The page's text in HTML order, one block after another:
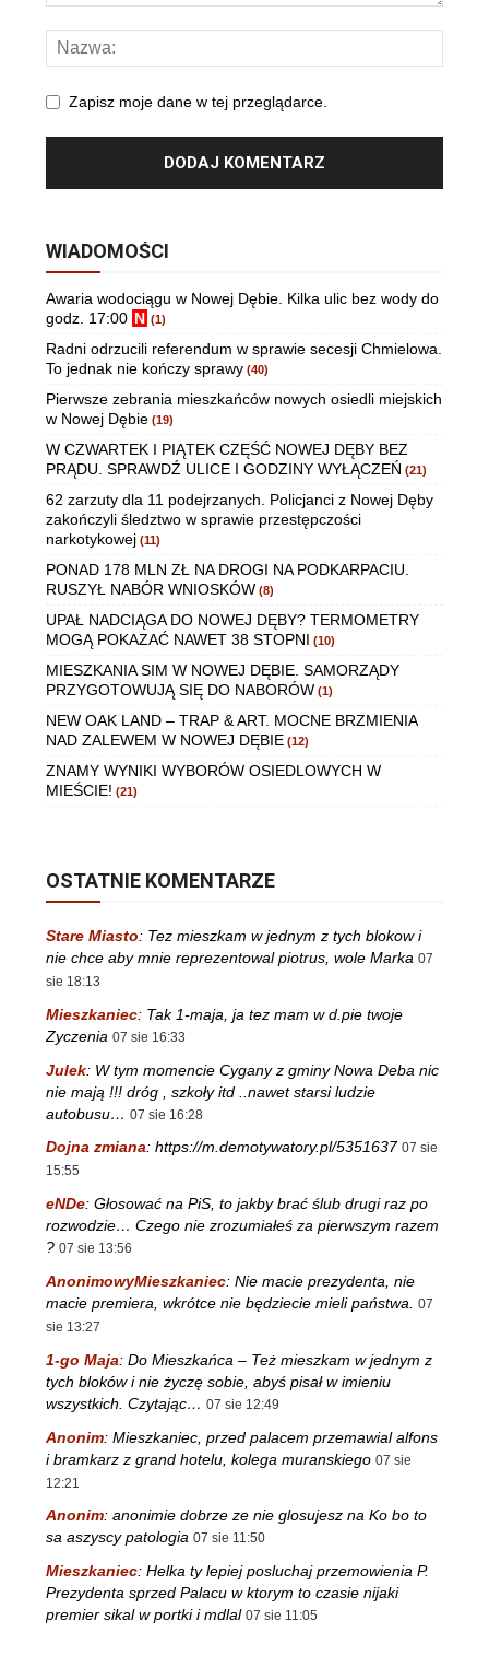
Zapisz moje dane w tej przeglądarce.
WIADOMOŚCI
Awaria wodociągu w Nowej Dębie. Kilka ulic bez wody do
godz. 17:00 N (1)
Radni odrzucili referendum w sprawie secesji Chmielowa.
To jednak nie kończy sprawy (40)
Pierwsze zebrania mieszkańców nowych osiedli miejskich
w Nowej Dębie (19)
W CZWARTEK I PIĄTEK CZĘŚĆ NOWEJ DĘBY BEZ
PRĄDU. SPRAWDŹ ULICE I GODZINY WYŁĄCZEŃ (21)
62 zarzuty dla 11 podejrzanych. Policjanci z Nowej Dęby
zakończyli śledztwo w sprawie przestępczości
narkotykowej (11)
PONAD 178 MLN ZŁ NA DROGI NA PODKARPACIU.
RUSZYŁ NABÓR WNIOSKÓW (8)
UPAŁ NADCIĄGA DO NOWEJ DĘBY? TERMOMETRY
MOGĄ POKAZAĆ NAWET 38 STOPNI (10)
MIESZKANIA SIM W NOWEJ DĘBIE. SAMORZĄDY
PRZYGOTOWUJĄ SIĘ DO NABORÓW (1)
NEW OAK LAND – TRAP & ART. MOCNE BRZMIENIA
NAD ZALEWEM W NOWEJ DĘBIE (12)
ZNAMY WYNIKI WYBORÓW OSIEDLOWYCH W
MIEŚCIE! (21)
OSTATNIE KOMENTARZE
Stare Miasto: Tez mieszkam w jednym z tych blokow i
nie chce aby mnie reprezentowal piotrus, wole Marka 07
sie 18:13
Mieszkaniec: Tak 1-maja, ja tez mam w d.pie twoje
Zyczenia 07 sie 16:33
Julek: W tym momencie Cygany z gminy Nowa Deba nic
nie mają !!! dróg , szkoły itd ..nawet starsi ludzie
autobusu… 07 sie 16:28
Dojna zmiana: https://m.demotywatory.pl/5351637 07 sie
15:55
eNDe: Głosować na PiS, to jakby brać ślub drugi raz po
rozwodzie… Czego nie zrozumiałeś za pierwszym razem
? 07 sie 13:56
AnonimowyMieszkaniec: Nie macie prezydenta, nie
macie premiera, wkrótce nie będziecie mieli państwa.
07
sie 13:27
1-go Maja: Do Mieszkańca – Też mieszkam w jednym z
tych bloków i nie życzę sobie, abyś pisał w imieniu
wszystkich. Czytając… 07 sie 12:49
Anonim: Mieszkaniec, przed palacem przemawial alfons
i bramkarz z grand hotelu, kolega muranskiego 07 sie
12:21
Anonim: anonimie dobrze ze nie glosujesz na Ko bo to
sa aszyscy patologia 07 sie 11:50
Mieszkaniec: Helka ty lepiej posluchaj przemowienia P.
Prezydenta sprzed Palacu w ktorym to czasie nijaki
premier sikal w portki i mdlal 07 sie 11:05